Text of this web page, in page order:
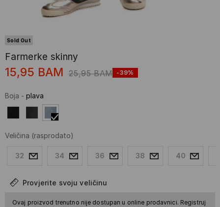
Sold Out
Farmerke skinny
15,95 BAM 25,95 BAM -39%
Boja - plava
Veličina (rasprodato)
32 34 36 38 40
Provjerite svoju veličinu
Ovaj proizvod trenutno nije dostupan u online prodavnici. Registruj